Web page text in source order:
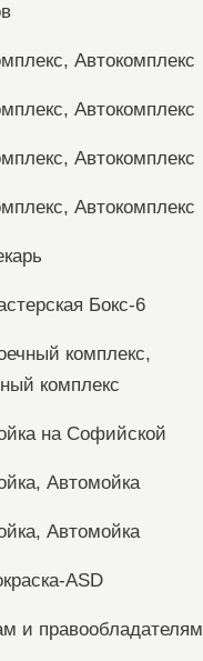
Автокомплекс
Автокомплекс
Автокомплекс
Автокомплекс
Бокс-6
комплекс,
комплекс
на Софийской
Автомойка
Автомойка
ASD
и правообладателям